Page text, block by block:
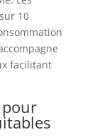
10
facilitant